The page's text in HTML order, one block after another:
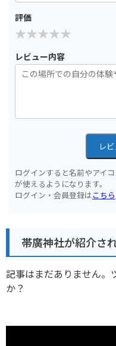
評価
レビュー内容
レ
ログインすると名前やアイ
が使えるようになります。
ログイン・会員登録はこちら
帯廣神社が紹介さ
記事はまだありません。
か？